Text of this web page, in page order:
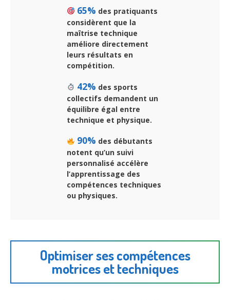
65% des pratiquants
considèrent que la
maîtrise technique
améliore directement
leurs résultats en
compétition.
42% des sports
collectifs demandent un
équilibre égal entre
technique et physique.
90% des débutants
notent qu’un suivi
personnalisé accélère
l’apprentissage des
compétences techniques
ou physiques.
Optimiser ses compétences
motrices et techniques